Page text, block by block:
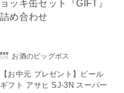
お酒のビッグボス
【お中元 プレゼント】ビール
ギフト アサヒ SJ-3N スーパー